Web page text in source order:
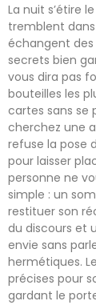
La nuit s’étire
tremblent
échangent
secrets bien
vous dira pas
bouteilles les
cartes sans se
cherchez une
refuse la pose
pour laisser
personne ne
simple : un
restituer son
du discours et
envie sans
hermétiques.
précises pour
gardant le